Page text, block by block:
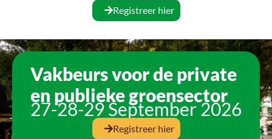
Registreer hier
Vakbeurs voor de private
en publieke groensector
27-28-29 September 2026
Registreer hier